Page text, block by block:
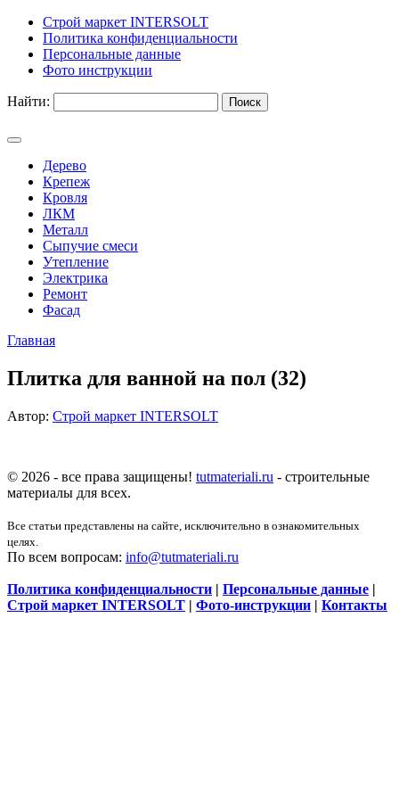
Строй маркет INTERSOLT
Политика конфиденциальности
Персональные данные
Фото инструкции
Найти:
Дерево
Крепеж
Кровля
ЛКМ
Металл
Сыпучие смеси
Утепление
Электрика
Ремонт
Фасад
Главная
Плитка для ванной на пол (32)
Автор: Строй маркет INTERSOLT
© 2026 - все права защищены! tutmateriali.ru - строительные
материалы для всех.
Все статьи представлены на сайте, исключительно в ознакомительных
целях.
По всем вопросам: info@tutmateriali.ru
Политика конфиденциальности | Персональные данные |
Строй маркет INTERSOLT | Фото-инструкции | Контакты